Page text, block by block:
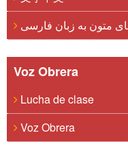
متون به زبان فارسی
Voz Obrera
Lucha de clase
Voz Obrera